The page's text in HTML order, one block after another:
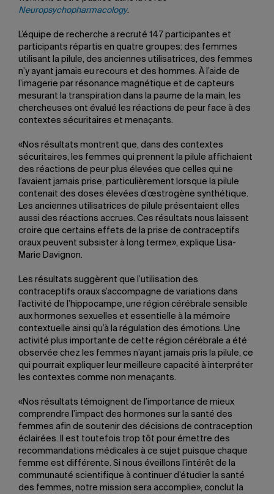
Neuropsychopharmacology.
L’équipe de recherche a recruté 147 participantes et
participants répartis en quatre groupes: des femmes
utilisant la pilule, des anciennes utilisatrices, des femmes
n’y ayant jamais eu recours et des hommes. À l’aide de
l’imagerie par résonance magnétique et de capteurs
mesurant la transpiration dans la paume de la main, les
chercheuses ont évalué les réactions de peur face à des
contextes sécuritaires et menaçants.
«Nos résultats montrent que, dans des contextes
sécuritaires, les femmes qui prennent la pilule affichaient
des réactions de peur plus élevées que celles qui ne
l’avaient jamais prise, particulièrement lorsque la pilule
contenait des doses élevées d’œstrogène synthétique.
Les anciennes utilisatrices de pilule présentaient elles
aussi des réactions accrues. Ces résultats nous laissent
croire que certains effets de la prise de contraceptifs
oraux peuvent subsister à long terme», explique Lisa-
Marie Davignon.
Les résultats suggèrent que l’utilisation des
contraceptifs oraux s’accompagne de variations dans
l’activité de l’hippocampe, une région cérébrale sensible
aux hormones sexuelles et essentielle à la mémoire
contextuelle ainsi qu’à la régulation des émotions. Une
activité plus importante de cette région cérébrale a été
observée chez les femmes n’ayant jamais pris la pilule, ce
qui pourrait expliquer leur meilleure capacité à interpréter
les contextes comme non menaçants.
«Nos résultats témoignent de l’importance de mieux
comprendre l’impact des hormones sur la santé des
femmes afin de soutenir des décisions de contraception
éclairées. Il est toutefois trop tôt pour émettre des
recommandations médicales à ce sujet puisque chaque
femme est différente. Si nous éveillons l’intérêt de la
communauté scientifique à continuer d’étudier la santé
des femmes, notre mission sera accomplie», conclut la